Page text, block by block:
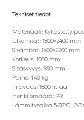
Tekniset tiedot:
Materiaali: Kyllästetty
Ulkomitat: 1800×2400 mm
Sisämitat: 1600×2200 mm
Korkeus: 1080 mm
Sisäsyvyys: 980 mm
Paino: 140 kg
Tilavuus: 1800 litraa
Henkilömäärä: 7-9
Lämmitysaika 5-38°C: 2-